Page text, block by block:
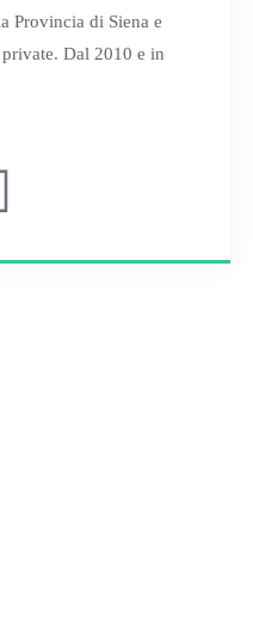
Provincia di Siena e
Dal 2010 e in